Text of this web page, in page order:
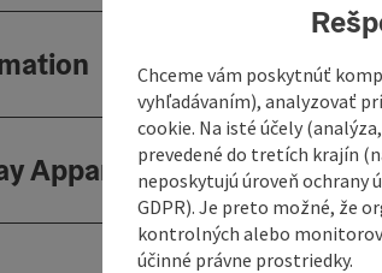
Appartement
Chceme vám poskytnúť
vyhľadávaním), analyzovať
cookie. Na isté účely
prevedené do tretích krajín
neposkytujú úroveň ochrany
GDPR). Je preto možné, že
kontrolných alebo
účinné právne prostriedky.